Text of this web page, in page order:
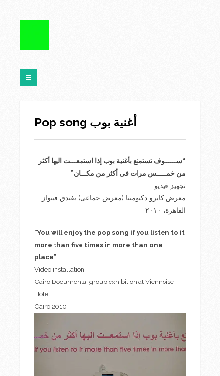
Pop song أغنية بوب
“ســــــوف تستمتع بأغنية بوب إذا استمعـــت اليها أكثر
من خمـــــس مرات فى أكثر من مكـــان”
تجهيز فيديو
معرض كايرو دكيومنتا (معرض جماعى) بفندق فينواز
القاهرة، ٢٠١٠
“You will enjoy the pop song if you listen to it
more than five times in more than one
place”
Video installation
Cairo Documenta, group exhibition at Viennoise
Hotel
Cairo 2010